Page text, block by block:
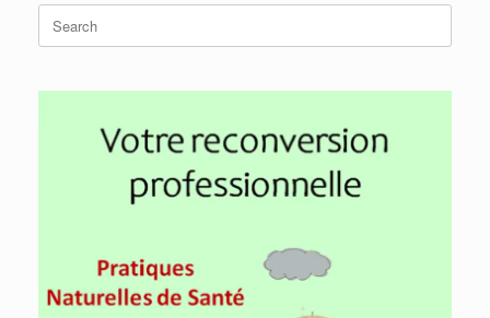
Search
for: